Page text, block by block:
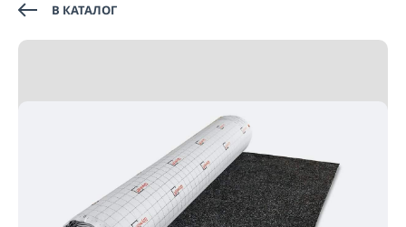
В КАТАЛОГ